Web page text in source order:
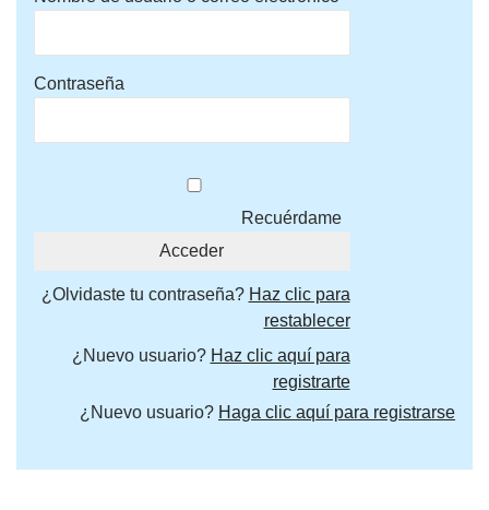
Contraseña
Recuérdame
¿Olvidaste tu contraseña? Haz clic para
restablecer
¿Nuevo usuario? Haz clic aquí para
registrarte
¿Nuevo usuario? Haga clic aquí para registrarse